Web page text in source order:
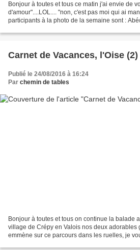
Bonjour à toutes et tous ce matin j'ai envie de
d'amour"....LOL.... "non, c'est pas moi qui ai
participants à la photo de la semaine sont :
Carnet de Vacances, l'Oise (2)
Publié le 24/08/2016 à 16:24
Par chemin de tables
Bonjour à toutes et tous on continue la balade
village de Crépy en Valois nos deux adorables
emmène sur ce parcours dans les ruelles, je